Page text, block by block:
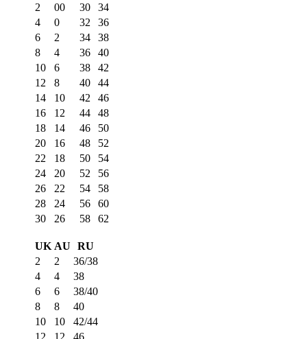
2
00 30
34
4
0 32
36
6
2 34
38
8
4 36
40
10
6 38
42
12
8 40
44
14
10 42
46
16
12 44
48
18
14 46
50
20
16 48
52
22
18 50
54
24
20 52
56
26
22 54
58
28
24 56
60
30
26 58 62
UK AU
RU
2
2
36/38
4
4
38
6
6
38/40
8
8
40
10
10
42/44
12
12
46